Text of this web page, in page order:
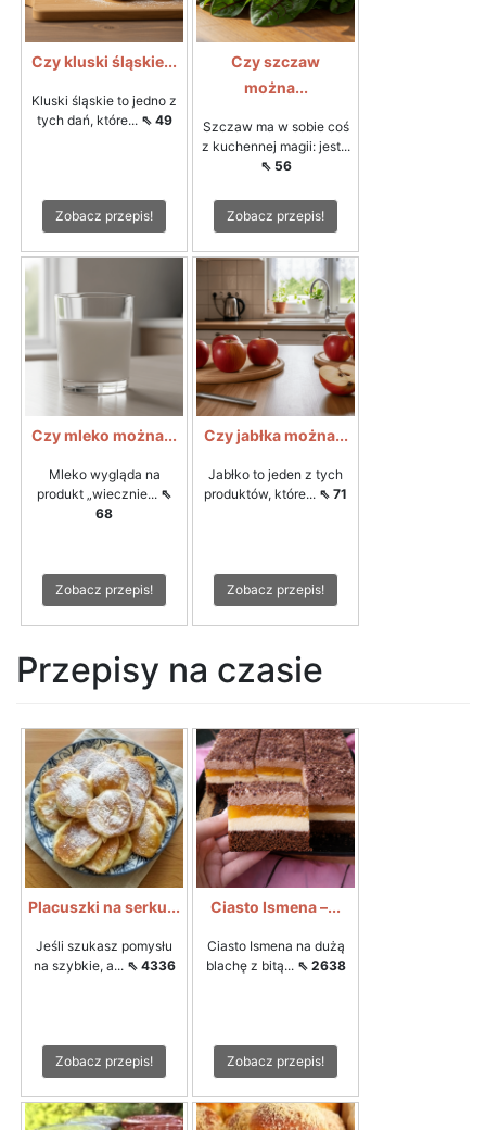
Czy kluski śląskie...
Kluski śląskie to jedno z
tych dań, które... ⇖ 49
Zobacz przepis!
Czy szczaw
można...
Szczaw ma w sobie coś
z kuchennej magii: jest...
⇖ 56
Zobacz przepis!
Czy mleko można...
Mleko wygląda na
produkt „wiecznie... ⇖
68
Zobacz przepis!
Czy jabłka można...
Jabłko to jeden z tych
produktów, które... ⇖ 71
Zobacz przepis!
Przepisy na czasie
Placuszki na serku...
Jeśli szukasz pomysłu
na szybkie, a... ⇖ 4336
Zobacz przepis!
Ciasto Ismena –...
Ciasto Ismena na dużą
blachę z bitą... ⇖ 2638
Zobacz przepis!